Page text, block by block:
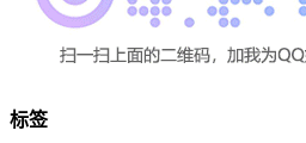
标签